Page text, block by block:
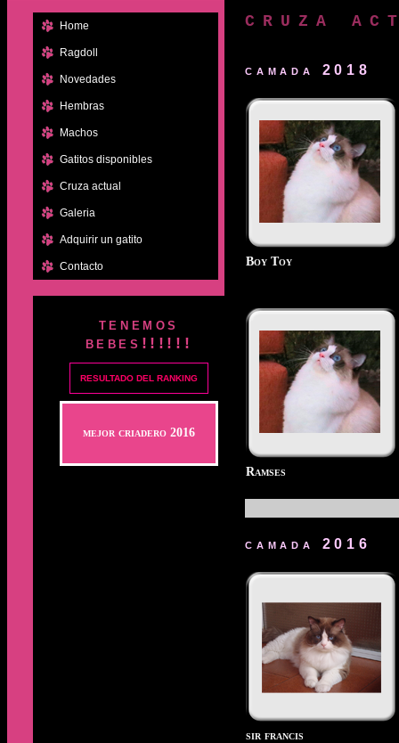
Home
Ragdoll
Novedades
Hembras
Machos
Gatitos disponibles
Cruza actual
Galeria
Adquirir un gatito
Contacto
tenemos
bebes!!!!!!
RESULTADO DEL RANKING
mejor criadero 2016
CRUZA
camada 2018
Boy Toy
Ramses
camada 2016
sir francis